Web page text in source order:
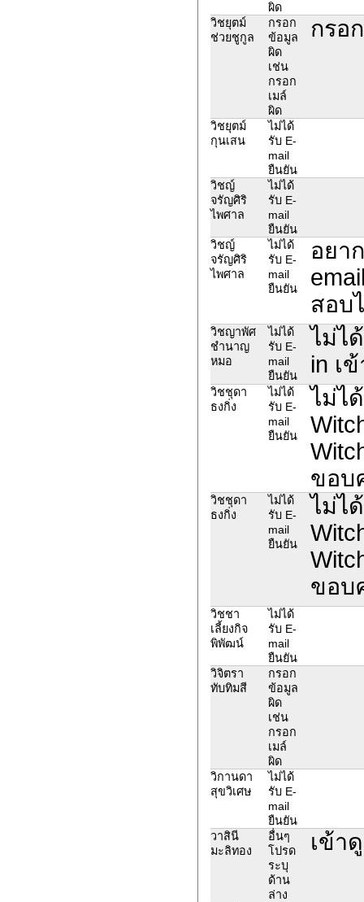
ผิด
วิชยุตม์
ช่วยชูกูล
กรอก
ข้อมูล
ผิด
เช่น
กรอก
เมล์
ผิด
กรอ
วิชยุตม์
กุนเสน
ไม่ได้
รับ E-
mail
ยืนยัน
วิชญ์
จรัญศิริ
ไพศาล
ไม่ได้
รับ E-
mail
ยืนยัน
วิชญ์
จรัญศิริ
ไพศาล
ไม่ได้
รับ E-
mail
ยืนยัน
อยา
สอบ
วิชญาพัศ
ชำนาญ
หมอ
ไม่ได้
รับ E-
mail
ยืนยัน
ไม่ไ
in เ
วิชชุดา
ธงกิ่ง
ไม่ได้
รับ E-
mail
ยืนยัน
ไม่ไ
ขอบ
วิชชุดา
ธงกิ่ง
ไม่ได้
รับ E-
mail
ยืนยัน
ไม่ไ
ขอบ
วิชชา
เลี้ยงกิจ
พิพัฒน์
ไม่ได้
รับ E-
mail
ยืนยัน
วิจิตรา
ทับทิมสี
กรอก
ข้อมูล
ผิด
เช่น
กรอก
เมล์
ผิด
วิกานดา
สุขวิเศษ
ไม่ได้
รับ E-
mail
ยืนยัน
วาสินี
มะลิทอง
อื่นๆ
โปรด
ระบุ
ด้าน
ล่าง
เข้า